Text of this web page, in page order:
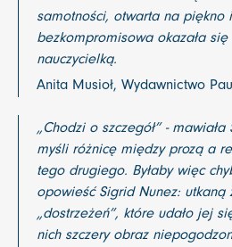
samotności, otwarta na piękno
bezkompromisowa okazała
nauczycielką.
Anita Musioł, Wydawnictwo
„Chodzi o szczegół” -
myśli różnicę między prozą a
tego drugiego. Byłaby więc
opowieść Sigrid Nunez: utkaną
„dostrzeżeń”, które udało jej
nich szczery obraz